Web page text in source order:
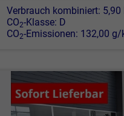
Verbrauch kombiniert:
CO2-Klasse: D
CO2-Emissionen: 132,00 g/